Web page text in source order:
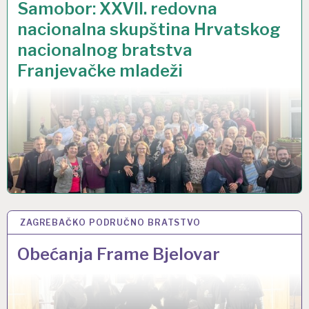
Samobor: XXVII. redovna
nacionalna skupština Hrvatskog
nacionalnog bratstva
Franjevačke mladeži
ZAGREBAČKO PODRUČNO BRATSTVO
Obećanja Frame Bjelovar
23 LIS 2025